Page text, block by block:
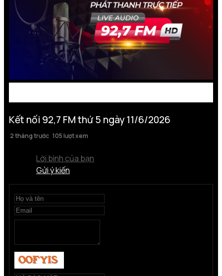
Kết nối 92,7 FM thứ 5 ngày 11/6/2026
2 tháng trước 105 lượt xem
Lời bình của bạn
Gửi ý kiến